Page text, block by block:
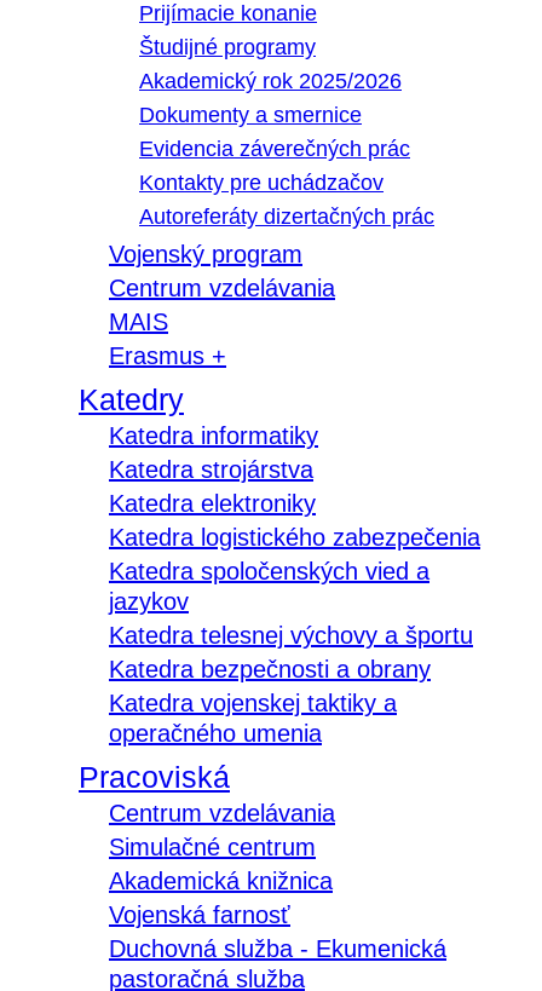
Prijímacie konanie
Študijné programy
Akademický rok 2025/2026
Dokumenty a smernice
Evidencia záverečných prác
Kontakty pre uchádzačov
Autoreferáty dizertačných prác
Vojenský program
Centrum vzdelávania
MAIS
Erasmus +
Katedry
Katedra informatiky
Katedra strojárstva
Katedra elektroniky
Katedra logistického zabezpečenia
Katedra spoločenských vied a
jazykov
Katedra telesnej výchovy a športu
Katedra bezpečnosti a obrany
Katedra vojenskej taktiky a
operačného umenia
Pracoviská
Centrum vzdelávania
Simulačné centrum
Akademická knižnica
Vojenská farnosť
Duchovná služba - Ekumenická
pastoračná služba